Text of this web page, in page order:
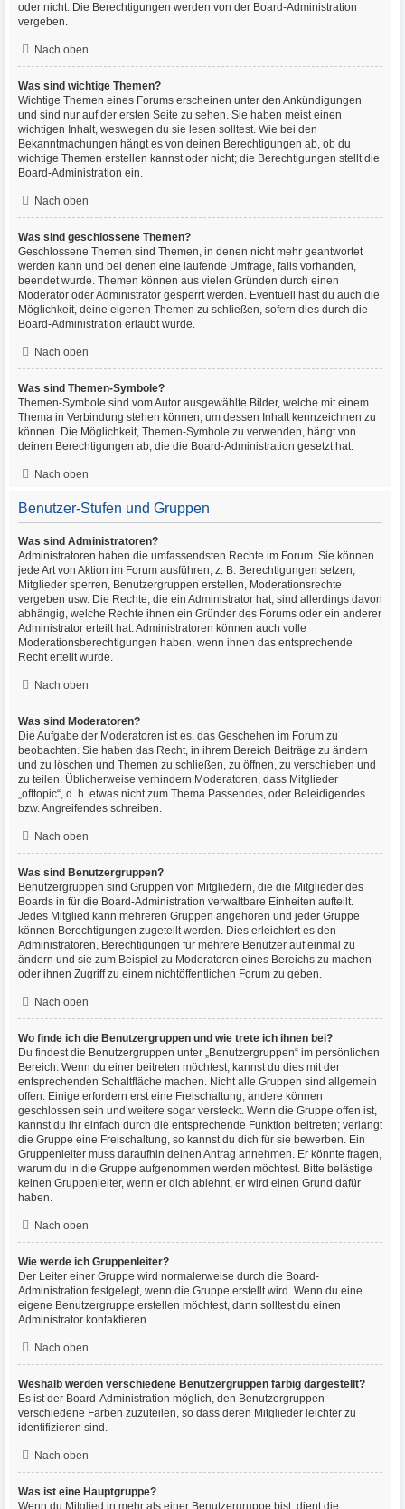
oder nicht. Die Berechtigungen werden von der Board-Administration
vergeben.
Nach oben
Was sind wichtige Themen?
Wichtige Themen eines Forums erscheinen unter den Ankündigungen
und sind nur auf der ersten Seite zu sehen. Sie haben meist einen
wichtigen Inhalt, weswegen du sie lesen solltest. Wie bei den
Bekanntmachungen hängt es von deinen Berechtigungen ab, ob du
wichtige Themen erstellen kannst oder nicht; die Berechtigungen stellt die
Board-Administration ein.
Nach oben
Was sind geschlossene Themen?
Geschlossene Themen sind Themen, in denen nicht mehr geantwortet
werden kann und bei denen eine laufende Umfrage, falls vorhanden,
beendet wurde. Themen können aus vielen Gründen durch einen
Moderator oder Administrator gesperrt werden. Eventuell hast du auch die
Möglichkeit, deine eigenen Themen zu schließen, sofern dies durch die
Board-Administration erlaubt wurde.
Nach oben
Was sind Themen-Symbole?
Themen-Symbole sind vom Autor ausgewählte Bilder, welche mit einem
Thema in Verbindung stehen können, um dessen Inhalt kennzeichnen zu
können. Die Möglichkeit, Themen-Symbole zu verwenden, hängt von
deinen Berechtigungen ab, die die Board-Administration gesetzt hat.
Nach oben
Benutzer-Stufen und Gruppen
Was sind Administratoren?
Administratoren haben die umfassendsten Rechte im Forum. Sie können
jede Art von Aktion im Forum ausführen; z. B. Berechtigungen setzen,
Mitglieder sperren, Benutzergruppen erstellen, Moderationsrechte
vergeben usw. Die Rechte, die ein Administrator hat, sind allerdings davon
abhängig, welche Rechte ihnen ein Gründer des Forums oder ein anderer
Administrator erteilt hat. Administratoren können auch volle
Moderationsberechtigungen haben, wenn ihnen das entsprechende
Recht erteilt wurde.
Nach oben
Was sind Moderatoren?
Die Aufgabe der Moderatoren ist es, das Geschehen im Forum zu
beobachten. Sie haben das Recht, in ihrem Bereich Beiträge zu ändern
und zu löschen und Themen zu schließen, zu öffnen, zu verschieben und
zu teilen. Üblicherweise verhindern Moderatoren, dass Mitglieder
„offtopic“, d. h. etwas nicht zum Thema Passendes, oder Beleidigendes
bzw. Angreifendes schreiben.
Nach oben
Was sind Benutzergruppen?
Benutzergruppen sind Gruppen von Mitgliedern, die die Mitglieder des
Boards in für die Board-Administration verwaltbare Einheiten aufteilt.
Jedes Mitglied kann mehreren Gruppen angehören und jeder Gruppe
können Berechtigungen zugeteilt werden. Dies erleichtert es den
Administratoren, Berechtigungen für mehrere Benutzer auf einmal zu
ändern und sie zum Beispiel zu Moderatoren eines Bereichs zu machen
oder ihnen Zugriff zu einem nichtöffentlichen Forum zu geben.
Nach oben
Wo finde ich die Benutzergruppen und wie trete ich ihnen bei?
Du findest die Benutzergruppen unter „Benutzergruppen“ im persönlichen
Bereich. Wenn du einer beitreten möchtest, kannst du dies mit der
entsprechenden Schaltfläche machen. Nicht alle Gruppen sind allgemein
offen. Einige erfordern erst eine Freischaltung, andere können
geschlossen sein und weitere sogar versteckt. Wenn die Gruppe offen ist,
kannst du ihr einfach durch die entsprechende Funktion beitreten; verlangt
die Gruppe eine Freischaltung, so kannst du dich für sie bewerben. Ein
Gruppenleiter muss daraufhin deinen Antrag annehmen. Er könnte fragen,
warum du in die Gruppe aufgenommen werden möchtest. Bitte belästige
keinen Gruppenleiter, wenn er dich ablehnt, er wird einen Grund dafür
haben.
Nach oben
Wie werde ich Gruppenleiter?
Der Leiter einer Gruppe wird normalerweise durch die Board-
Administration festgelegt, wenn die Gruppe erstellt wird. Wenn du eine
eigene Benutzergruppe erstellen möchtest, dann solltest du einen
Administrator kontaktieren.
Nach oben
Weshalb werden verschiedene Benutzergruppen farbig dargestellt?
Es ist der Board-Administration möglich, den Benutzergruppen
verschiedene Farben zuzuteilen, so dass deren Mitglieder leichter zu
identifizieren sind.
Nach oben
Was ist eine Hauptgruppe?
Wenn du Mitglied in mehr als einer Benutzergruppe bist, dient die